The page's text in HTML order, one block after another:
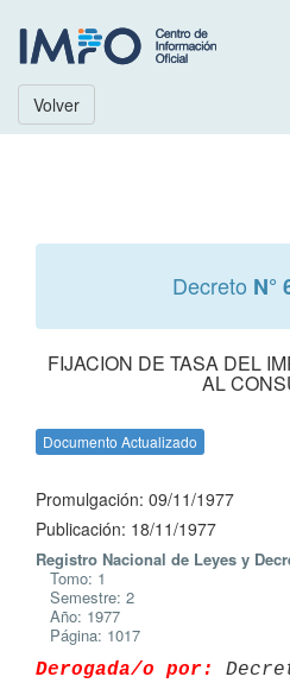
Volver
Decreto N°
FIJACION DE TASA DEL
AL
Documento Actualizado
Promulgación: 09/11/1977
Publicación: 18/11/1977
Registro Nacional de Leyes y
Tomo: 1
Semestre: 2
Año: 1977
Página: 1017
Derogada/o por: